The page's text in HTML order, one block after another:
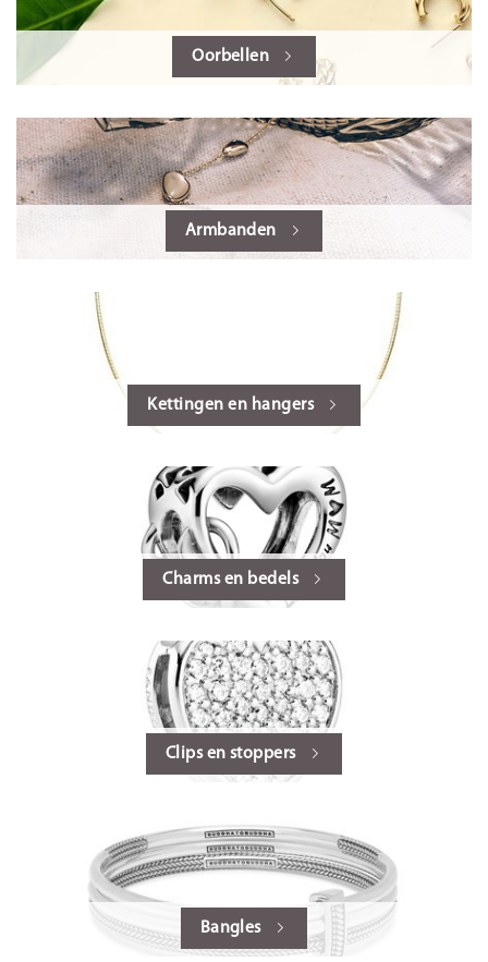
Oorbellen
Armbanden
Kettingen en hangers
Charms en bedels
Clips en stoppers
Bangles